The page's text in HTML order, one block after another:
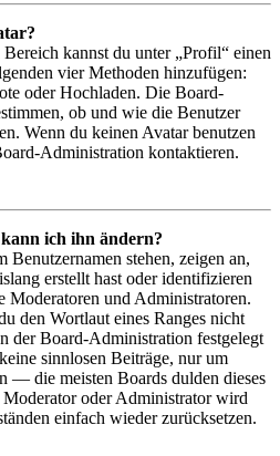
kannst du unter „Profil“ einen
vier Methoden hinzufügen:
oder Hochladen. Die Board-
ob und wie die Benutzer
Wenn du keinen Avatar benutzen
Administration kontaktieren.
ich ihn ändern?
Benutzernamen stehen, zeigen an,
erstellt hast oder identifizieren
Moderatoren und Administratoren.
den Wortlaut eines Ranges nicht
der Board-Administration festgelegt
sinnlosen Beiträge, nur um
— die meisten Boards dulden dieses
oder Administrator wird
einfach wieder zurücksetzen.